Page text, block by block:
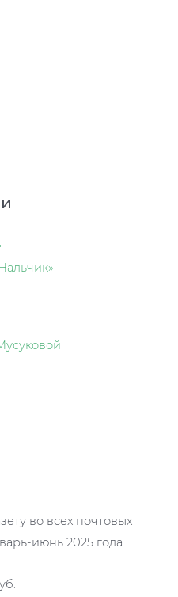
во всех почтовых
июнь 2025 года.